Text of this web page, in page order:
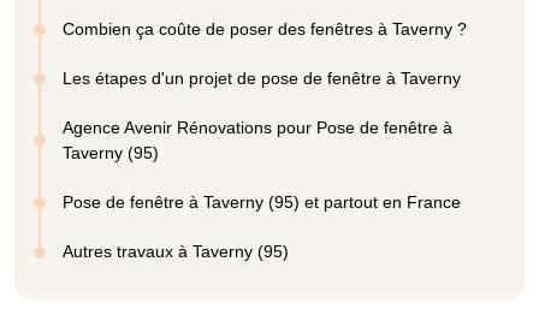
Combien ça coûte de poser des fenêtres à Taverny ?
Les étapes d'un projet de pose de fenêtre à Taverny
Agence Avenir Rénovations pour Pose de fenêtre à
Taverny (95)
Pose de fenêtre à Taverny (95) et partout en France
Autres travaux à Taverny (95)